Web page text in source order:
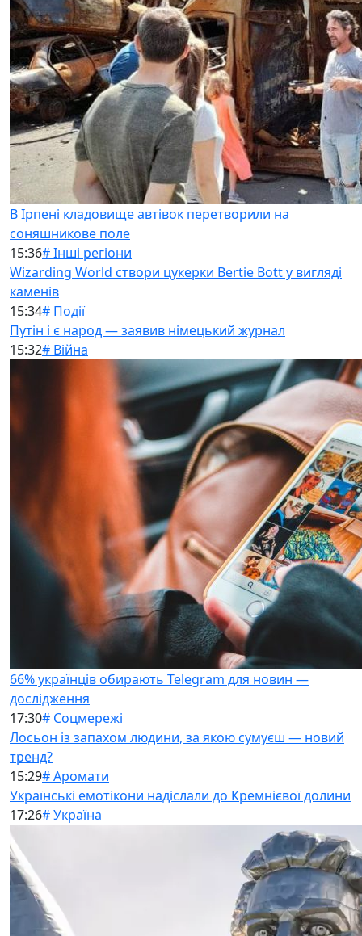
В Ірпені кладовище автівок перетворили на
соняшникове поле
15:36# Інші регіони
Wizarding World створи цукерки Bertie Bott у вигляді
каменів
15:34# Події
Путін і є народ — заявив німецький журнал
15:32# Війна
66% українців обирають Telegram для новин —
дослідження
17:30# Соцмережі
Лосьон із запахом людини, за якою сумуєш — новий
тренд?
15:29# Аромати
Українські емотікони надіслали до Кремнієвої долини
17:26# Україна